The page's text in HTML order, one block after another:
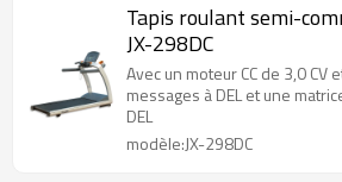
Tapis roulant semi-
JX-298DC
Avec un moteur CC de 3,0 CV
messages à DEL et une
DEL
modèle:JX-298DC